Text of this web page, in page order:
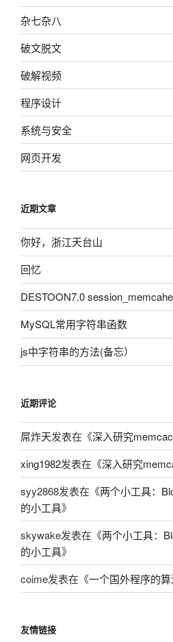
杂七杂八
破文脱文
破解视频
程序设计
系统与安全
网页开发
近期文章
你好，浙江天台山
回忆
DESTOON7.0
MySQL常用字符串函数
js中字符串的方法(备忘）
近期评论
屌炸天发表在《深入研究
xing1982发表在《深入研究
syy2868发表在《两个小工具：
的小工具》
skywake发表在《两个小工具：
的小工具》
coime发表在《一个国外程序的
友情链接